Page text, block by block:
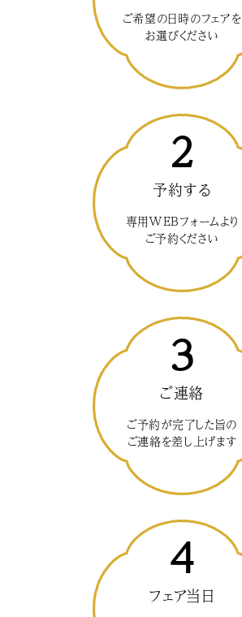
ご希望の日時のフェアを
お選びください
2
予約する
専用WEBフォームより
ご予約ください
3
ご連絡
ご予約が完了した旨の
ご連絡を差し上げます
4
フェア当日